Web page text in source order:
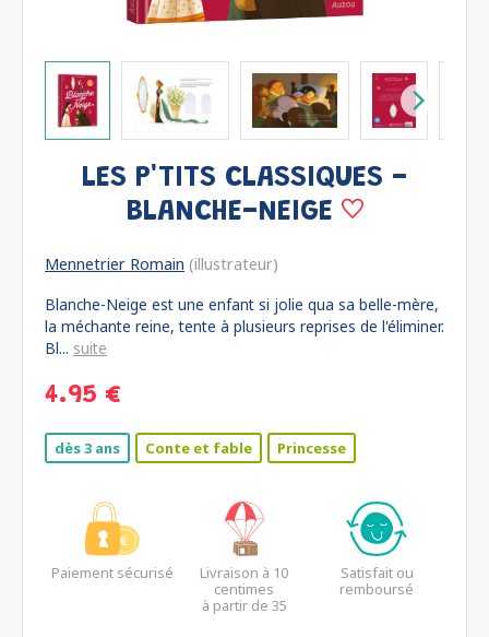
LES P'TITS CLASSIQUES -
BLANCHE-NEIGE
Mennetrier Romain (illustrateur)
Blanche-Neige est une enfant si jolie qua sa belle-mère,
la méchante reine, tente à plusieurs reprises de l'éliminer.
Bl... suite
4.95 €
dès 3 ans Conte et fable Princesse
Paiement sécurisé
Livraison à 10
centimes
à partir de 35
Satisfait ou
remboursé